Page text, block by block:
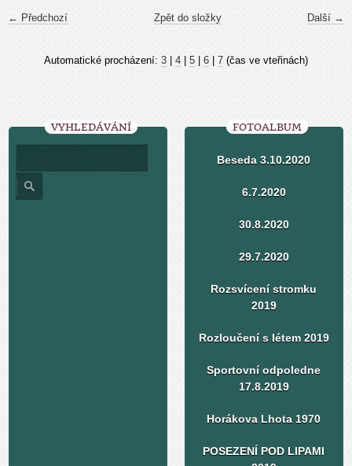
← Předchozí Další →
Zpět do složky
Automatické procházení: 3 4 5 6 7 (čas ve vteřinách)
VYHLEDÁVÁNÍ FOTOALBUM
Beseda 3.10.2020
6.7.2020
30.8.2020
29.7.2020
Rozsvícení stromku
2019
Rozloučení s létem 2019
Sportovní odpoledne
17.8.2019
Horákova Lhota 1970
POSEZENÍ POD LIPAMI